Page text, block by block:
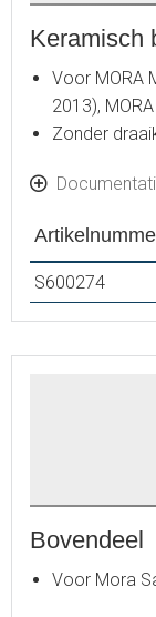
Keramisch
Voor MORA
2013),
Zonder
S600274
Bovendeel
Voor Mora